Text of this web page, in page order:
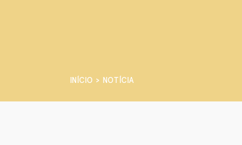
INÍCIO NOTÍCIA